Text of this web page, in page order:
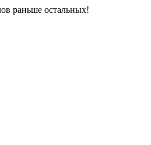
раньше остальных!